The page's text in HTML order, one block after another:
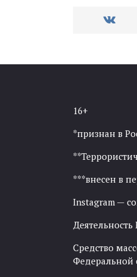
16+
*признан в
***внесен в
Instagram —
Деятельность
Средство
Федеральной